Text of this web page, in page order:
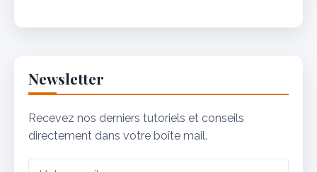
Newsletter
Recevez nos derniers tutoriels et conseils
directement dans votre boîte mail.